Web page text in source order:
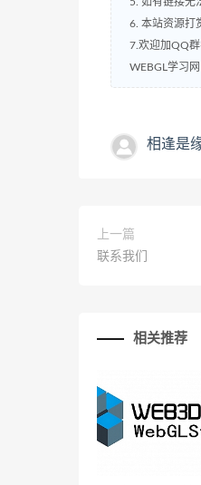
6. 本站资源打
7.欢迎加QQ
WEBGL学习网
相逢是
上一篇
联系我们
相关推荐